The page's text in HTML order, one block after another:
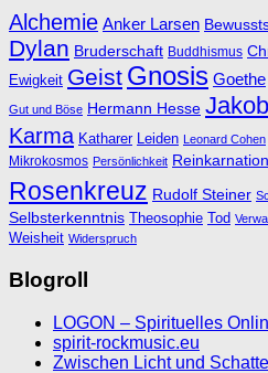
Alchemie Anker Larsen
Dylan Bruderschaft Buddhismus
Ewigkeit Geist Gnosis Goethe
Gut und Böse Hermann Hesse
Karma Katharer Leiden Leonard Cohen
Mikrokosmos Persönlichkeit Reinkarnation
Rosenkreuz Rudolf Steiner
Selbsterkenntnis Theosophie Tod
Weisheit Widerspruch
Blogroll
LOGON – Spirituelles
spirit-rockmusic.eu
Zwischen Licht und